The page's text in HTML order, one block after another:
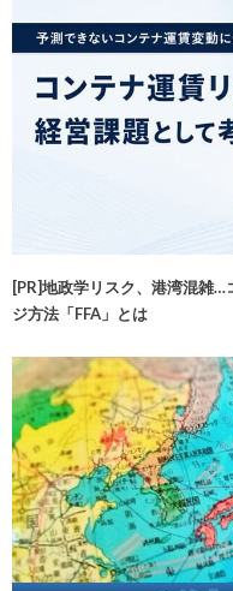
[PR]地政学リスク、港湾混雑…
ジ方法「FFA」とは